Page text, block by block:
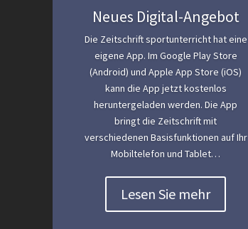
Neues Digital-Angebot
Die Zeitschrift sportunterricht hat eine
eigene App. Im Google Play Store
(Android) und Apple App Store (iOS)
kann die App jetzt kostenlos
heruntergeladen werden. Die App
bringt die Zeitschrift mit
verschiedenen Basisfunktionen auf Ihr
Mobiltelefon und Tablet…
Lesen Sie mehr